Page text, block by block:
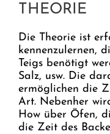
THEORIE
Die Theorie ist
kennenzulernen,
Teigs benötigt
Salz, usw. Die
ermöglichen die
Art. Nebenher
How über Öfen,
die Zeit des